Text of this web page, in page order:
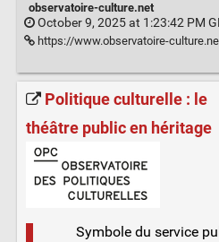
observatoire-culture.net
October 9, 2025 at 1:23:42 PM
https://www.observatoire-culture.net/extreme-
Politique culturelle : le
théâtre public en héritage
Symbole du service